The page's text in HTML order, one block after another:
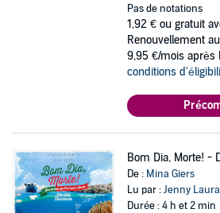
Pas de notations
1,92 € ou gratuit
Renouvellement
9,95 €/mois après
conditions
Bom Dia, Morte! -
De : Mina Giers
Lu par :Jenny
Durée : 4 h et 2 min